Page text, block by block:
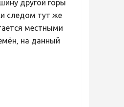
другой горы
следом тут же
местными
на данный